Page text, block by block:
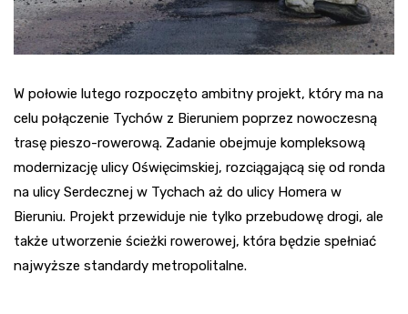
W połowie lutego rozpoczęto ambitny projekt, który ma na
celu połączenie Tychów z Bieruniem poprzez nowoczesną
trasę pieszo-rowerową. Zadanie obejmuje kompleksową
modernizację ulicy Oświęcimskiej, rozciągającą się od ronda
na ulicy Serdecznej w Tychach aż do ulicy Homera w
Bieruniu. Projekt przewiduje nie tylko przebudowę drogi, ale
także utworzenie ścieżki rowerowej, która będzie spełniać
najwyższe standardy metropolitalne.